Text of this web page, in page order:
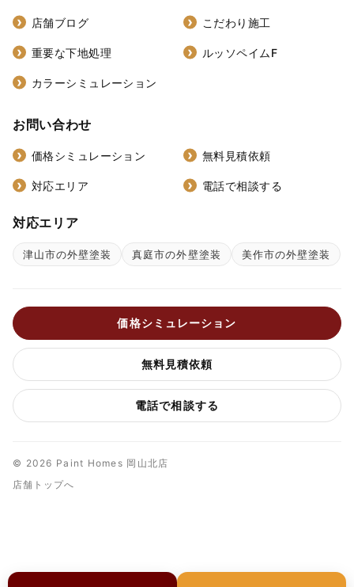
店舗ブログ こだわり施工
重要な下地処理 ルッソペイムF
カラーシミュレーション
お問い合わせ
価格シミュレーション 無料見積依頼
対応エリア 電話で相談する
対応エリア
津山市の外壁塗装 真庭市の外壁塗装 美作市の外壁塗装
価格シミュレーション
無料見積依頼
電話で相談する
© 2026 Paint Homes 岡山北店
店舗トップへ